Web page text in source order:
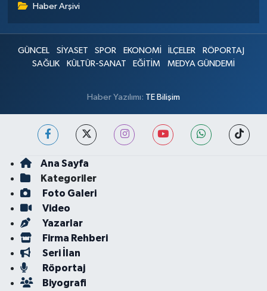
Haber Arşivi
GÜNCEL SİYASET SPOR EKONOMİ İLÇELER
RÖPORTAJ
SAĞLIK
KÜLTÜR-SANAT EĞİTİM MEDYA GÜNDEMİ
Haber Yazılımı: TE Bilişim
Ana Sayfa
Kategoriler
Foto Galeri
Video
Yazarlar
Firma Rehberi
Seri İlan
Röportaj
Biyografi